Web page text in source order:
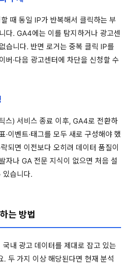
때 동일 IP가 반복해서 클릭하는 부
다. GA4에는 이를 탐지하거나 광고센
습니다. 반면 로거는 중복 클릭 IP를
버·다음 광고센터에 차단을 신청할 수
스) 서비스 종료 이후, GA4로 전환하
·이벤트·태그를 모두 새로 구성해야 했
되면 이전보다 오히려 데이터 품질이
자나 GA 전문 지식이 없으면 처음 설
있습니다.
는 방법
내 광고 데이터를 제대로 잡고 있는
두 가지 이상 해당된다면 현재 분석